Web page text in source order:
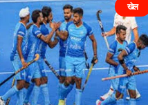
खेल